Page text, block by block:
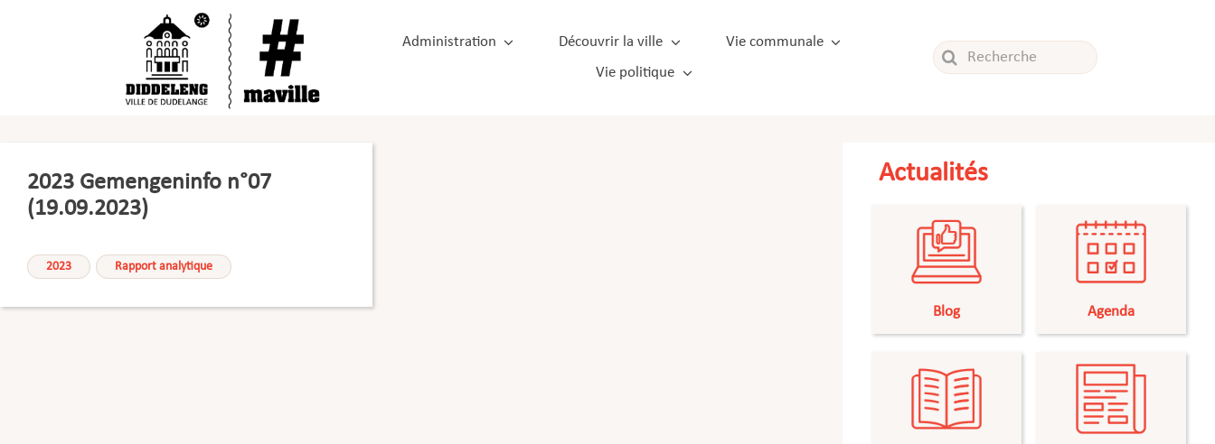
Administration Découvrir la ville
Vie communale
Vie politique
Rechercher:
2023 Gemengeninfo n°07
(19.09.2023)
2023 Rapport analytique
Actualités
Blog Agenda